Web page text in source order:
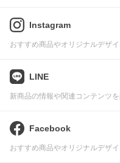
Instagram
おすすめ商品やオリジナルデザ
LINE
新商品の情報や関連コンテンツ
Facebook
おすすめ商品やオリジナルデザ